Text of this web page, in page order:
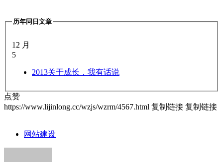
历年同日文章
12 月
5
2013关于成长，我有话说
点赞
https://www.lijinlong.cc/wzjs/wzrm/4567.html 复制链接 复制链接
网站建设